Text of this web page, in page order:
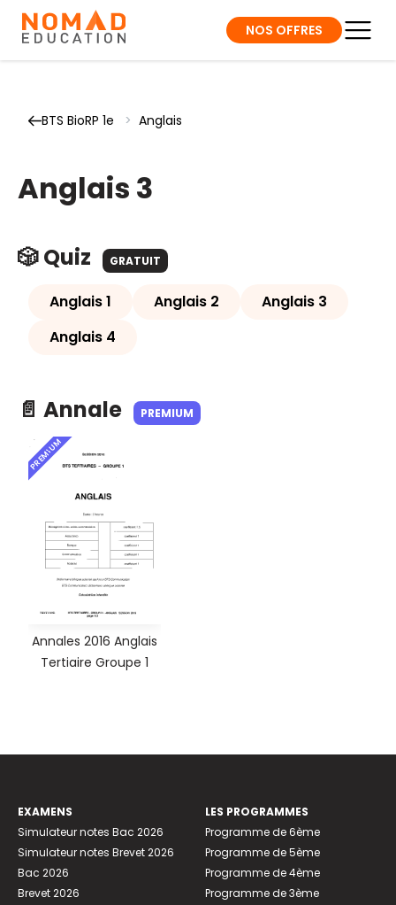
NOS OFFRES
BTS BioRP 1e > Anglais
Anglais 3
🎲 Quiz GRATUIT
Anglais 1 Anglais 2
Anglais 3
Anglais 4
📄 Annale PREMIUM
PREMIUM
Annales 2016 Anglais
Tertiaire Groupe 1
EXAMENS
Simulateur notes Bac 2026
Simulateur notes Brevet 2026
Bac 2026
Brevet 2026
LES PROGRAMMES
Programme de 6ème
Programme de 5ème
Programme de 4ème
Programme de 3ème